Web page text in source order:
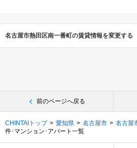
名古屋市熱田区南一番町の賃貸情報を変更する
前のページへ戻る
CHINTAIトップ 愛知県 名古屋市 名古屋
件･マンション･アパート一覧